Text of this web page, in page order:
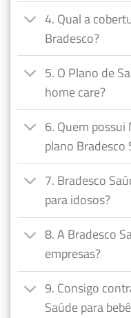
4. Qual a
Bradesco?
5. O Plano de
home care?
6. Quem
plano Bradesco
7. Bradesco
para idosos?
8. A Bradesco
empresas?
9. Consigo
Saúde para